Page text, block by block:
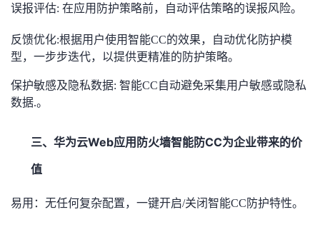
误报评估: 在应用防护策略前，自动评估策略的误报风险。
反馈优化:根据用户使用智能CC的效果，自动优化防护模
型，一步步迭代，以提供更精准的防护策略。
保护敏感及隐私数据: 智能CC自动避免采集用户敏感或隐私
数据.。
三、 华为云Web应用防火墙智能防CC为企业带来的价
值
易用：无任何复杂配置，一键开启/关闭智能CC防护特性。